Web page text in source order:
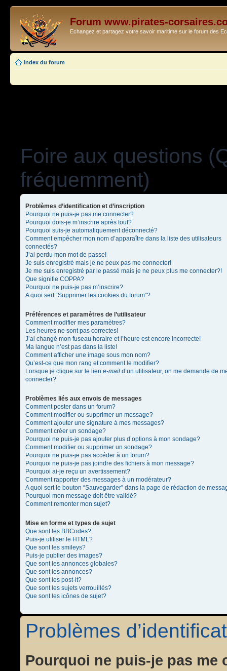
Forum www.pirates-
Echangez et partagez votre savoir maritime sur le forum des
Index du forum
Foire aux questions
fréquemment)
Problèmes d’identification et d’inscription
Pourquoi ne puis-je pas me connecter?
Pourquoi dois-je m’inscrire après tout?
Pourquoi suis-je automatiquement déconnecté?
Comment empêcher mon nom d’apparaître dans la liste des utilisateurs
connectés?
J’ai perdu mon mot de passe!
Je suis enregistré mais je ne peux pas me connecter!
Je me suis enregistré par le passé mais je ne peux plus me connecter?!
Que signifie COPPA?
Pourquoi ne puis-je pas m’inscrire?
A quoi sert “Supprimer les cookies du forum”?
Préférences et paramètres de l’utilisateur
Comment modifier mes paramètres?
Les heures ne sont pas correctes!
J’ai changé mon fuseau horaire et l’heure est encore incorrecte!
Ma langue n’est pas dans la liste!
Comment afficher une image sous mon nom?
Qu’est-ce que mon rang et comment le modifier?
Lorsque je clique sur le lien e-mail d’un utilisateur, on me demande de
connecter?
Problèmes liés aux envois de messages
Comment poster dans un forum?
Comment modifier ou supprimer un message?
Comment ajouter une signature à mes messages?
Comment créer un sondage?
Pourquoi ne puis-je pas ajouter plus d’options à mon sondage?
Comment modifier ou supprimer un sondage?
Pourquoi ne puis-je pas accéder à un forum?
Pourquoi ne puis-je pas joindre des fichiers à mon message?
Pourquoi ai-je reçu un avertissement?
Comment rapporter des messages à un modérateur?
A quoi sert le bouton “Sauvegarder” dans la page de rédaction de
Pourquoi mon message doit être validé?
Comment remonter mon sujet?
Mise en forme et types de sujet
Que sont les BBCodes?
Puis-je utiliser le HTML?
Que sont les smileys?
Puis-je publier des images?
Que sont les annonces globales?
Que sont les annonces?
Que sont les post-it?
Que sont les sujets verrouillés?
Que sont les icônes de sujet?
Problèmes
Pourquoi ne puis-je pas me